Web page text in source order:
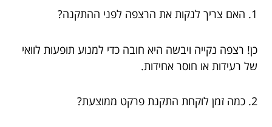
1. האם צריך לנקות את הרצפה לפני ההתקנה?
כן! רצפה נקייה ויבשה היא חובה כדי למנוע תופעות לוואי
של רעידות או חוסר אחידות.
2. כמה זמן לוקחת התקנת פרקט ממוצעת?